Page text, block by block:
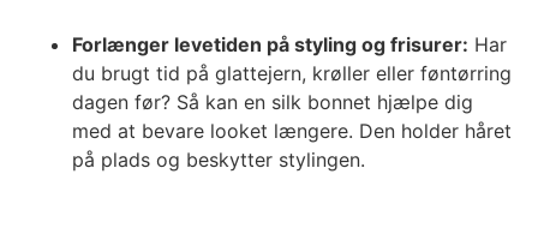
Forlænger levetiden på styling og frisurer: Har
du brugt tid på glattejern, krøller eller føntørring
dagen før? Så kan en silk bonnet hjælpe dig
med at bevare looket længere. Den holder håret
på plads og beskytter stylingen.